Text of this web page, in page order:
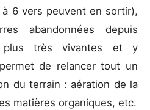
6 vers peuvent en sortir),
abandonnées depuis
plus très vivantes et y
de relancer tout un
du terrain : aération de la
matières organiques, etc.